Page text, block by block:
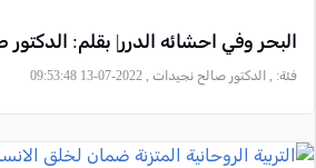
البحر وفي احشائه الدرر| بقلم:
فئة: , الدكتور صالح نجيدات , 2022-07-13 09:53:48